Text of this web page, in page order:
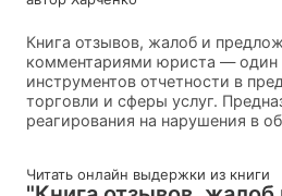
Книга отзывов, жалоб и
комментариями юриста — один
инструментов отчетности в
торговли и сферы услуг.
реагирования на нарушения в
Читать онлайн выдержки из книги